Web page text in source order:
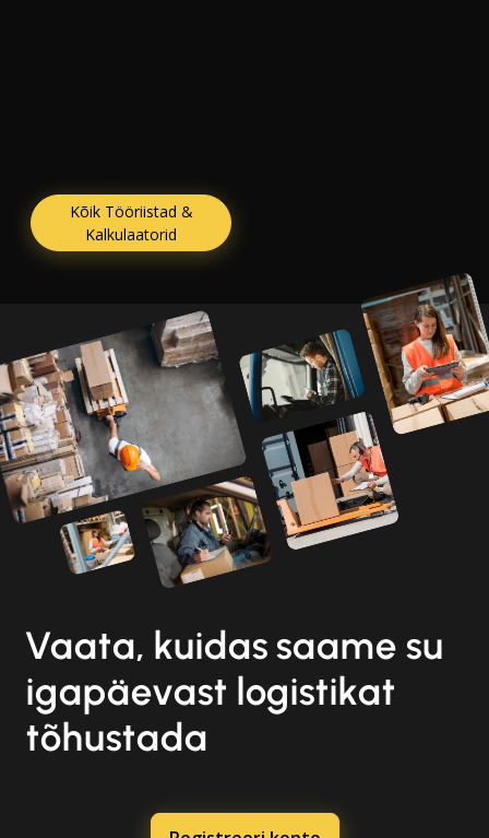
Kõik Tööriistad &
Kalkulaatorid
Vaata, kuidas saame su
igapäevast logistikat
tõhustada